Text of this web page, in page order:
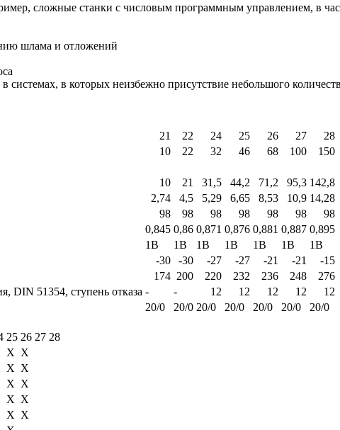
сложные станки с числовым программным управлением, в
шлама и отложений
системах, в которых неизбежно присутствие небольшого
21 22 24 25 26 27
28
10 22 32 46 68 100
150
10 21 31,5 44,2 71,2 95,3 142,8
2,74 4,5 5,29 6,65 8,53 10,9 14,28
98 98 98 98 98 98
98
0,845 0,86 0,871 0,876 0,881 0,887 0,895
1В 1В 1В 1В 1В 1В
1В
-30 -30 -27 -27 -21 -21
-15
174 200 220 232 236 248
276
DIN 51354, ступень отказа - - 12 12 12 12
12
20/0 20/0 20/0 20/0 20/0 20/0 20/0
25 26 27 28
Х X
Х Х
Х Х
Х Х
Х Х